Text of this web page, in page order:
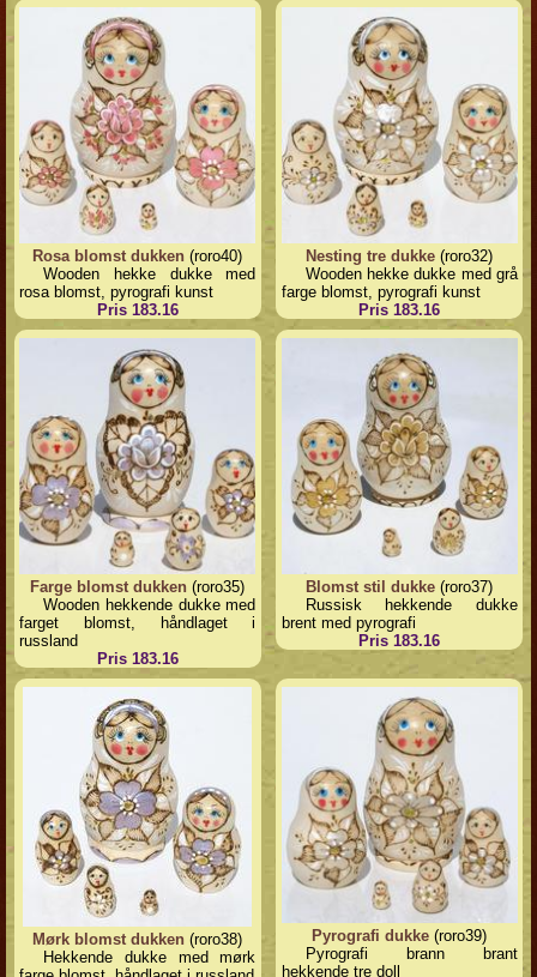
Rosa blomst dukken (roro40)
Wooden hekke dukke med
rosa blomst, pyrografi kunst
Pris 183.16
Nesting tre dukke (roro32)
Wooden hekke dukke med grå
farge blomst, pyrografi kunst
Pris 183.16
Farge blomst dukken (roro35)
Wooden hekkende dukke med
farget blomst, håndlaget i
russland
Pris 183.16
Blomst stil dukke (roro37)
Russisk hekkende dukke
brent med pyrografi
Pris 183.16
Mørk blomst dukken (roro38)
Hekkende dukke med mørk
Pyrografi dukke (roro39)
Pyrografi brann brant
hekkende tre doll